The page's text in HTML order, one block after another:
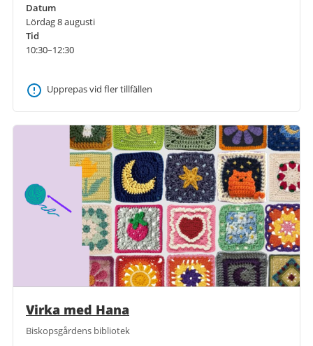
Datum
Lördag 8 augusti
Tid
10:30–12:30
Upprepas vid fler tillfällen
Virka med Hana
Biskopsgårdens bibliotek